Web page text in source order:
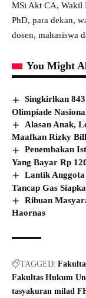
MSi Akt CA, Wakil
PhD, para dekan,
dosen, mahasiswa
You Might
Singkirlkan
Olimpiade
Alasan Anak,
Maafkan Rizky
Penembakan
Yang Bayar Rp
Lantik Anggota
Tancap Gas
Ribuan
Haornas
TAGGED:
Fakultas Hukum
tasyakuran milad